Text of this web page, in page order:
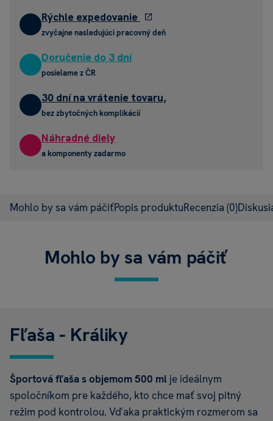
Rýchle expedovanie
zvyčajne nasledujúci pracovný deň
Doručenie do 3 dní
posielame z ČR
30 dní na vrátenie tovaru,
bez zbytočných komplikácií
Náhradné diely
a komponenty zadarmo
Mohlo by sa vám páčiťPopis produktuRecenzia (0)
Mohlo by sa vám páčiť
Fľaša - Králiky
Športová fľaša s objemom 500 ml je ideálnym
spoločníkom pre každého, kto chce mať svoj pitný
režim pod kontrolou. Vďaka praktickým rozmerom sa